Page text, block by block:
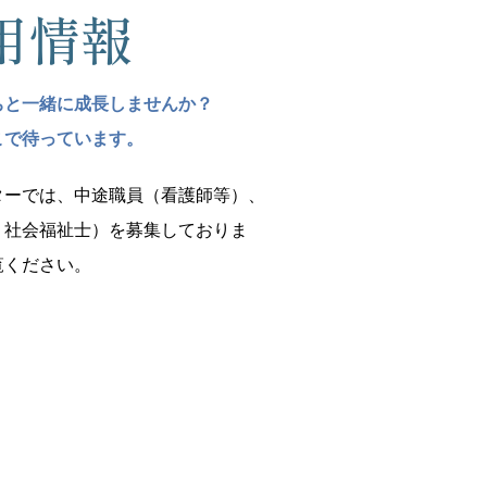
情報
一緒に成長しませんか？
待っています。
では、中途職員（看護師等）、
会福祉士）を募集しておりま
ださい。